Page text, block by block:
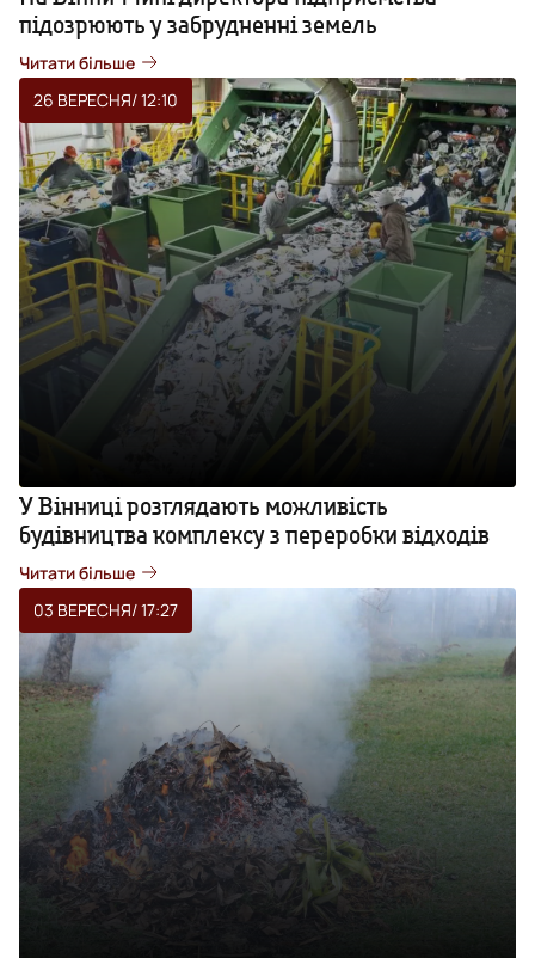
підозрюють у забрудненні земель
Читати більше
26 ВЕРЕСНЯ/ 12:10
У Вінниці розглядають можливість
будівництва комплексу з переробки відходів
Читати більше
03 ВЕРЕСНЯ/ 17:27